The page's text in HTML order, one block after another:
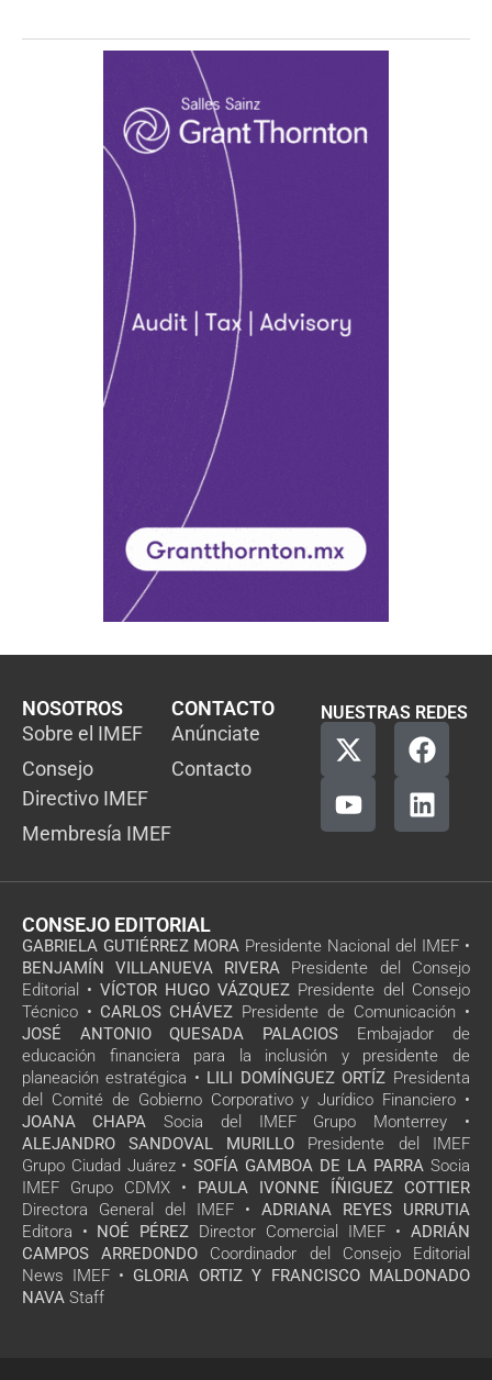
NOSOTROS
Sobre el IMEF
Consejo
Directivo IMEF
Membresía IMEF
CONTACTO
Anúnciate
Contacto
NUESTRAS REDES
CONSEJO EDITORIAL
GABRIELA GUTIÉRREZ MORA Presidente Nacional del IMEF •
BENJAMÍN VILLANUEVA RIVERA Presidente del Consejo
Editorial • VÍCTOR HUGO VÁZQUEZ Presidente del Consejo
Técnico • CARLOS CHÁVEZ Presidente de Comunicación •
JOSÉ ANTONIO QUESADA PALACIOS Embajador de
educación financiera para la inclusión y presidente de
planeación estratégica • LILI DOMÍNGUEZ ORTÍZ Presidenta
del Comité de Gobierno Corporativo y Jurídico Financiero •
JOANA CHAPA Socia del IMEF Grupo Monterrey •
ALEJANDRO SANDOVAL MURILLO Presidente del IMEF
Grupo Ciudad Juárez • SOFÍA GAMBOA DE LA PARRA Socia
IMEF Grupo CDMX • PAULA IVONNE ÍÑIGUEZ COTTIER
Directora General del IMEF • ADRIANA REYES URRUTIA
Editora • NOÉ PÉREZ Director Comercial IMEF • ADRIÁN
CAMPOS ARREDONDO Coordinador del Consejo Editorial
News IMEF • GLORIA ORTIZ Y FRANCISCO MALDONADO
NAVA Staff